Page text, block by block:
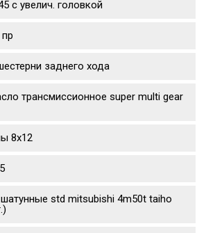
с увелич. головкой
заднего хода
трансмиссионное super multi gear
8х12
std mitsubishi 4m50t taiho